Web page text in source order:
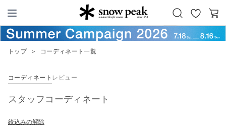
Snow Peak
お
気
カ
ー
トップ ＞ コーディネート一覧
コーディネート レビュー
スタッフコーディネート
絞込みの解除